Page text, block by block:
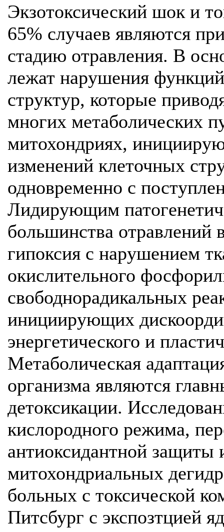
Экзотоксический шок и
65% случаев являются
стадию отравления. В
лежат нарушения
структур, которые
многих метаболических
митохондриях,
изменений клеточных
одновременно с
Лидирующим
большинства отравлений
гипоксия с нарушением
окислительного
свободнорадикальных
инициирующих
энергетического и
Метаболическая
организма являются
детоксикации.
кислородного режима,
антиоксидантной защиты
митохондриальных
больных с токсической
Питсбург с экспозтцией